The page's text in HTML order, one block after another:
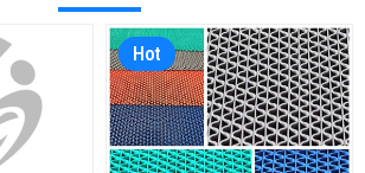
Hot